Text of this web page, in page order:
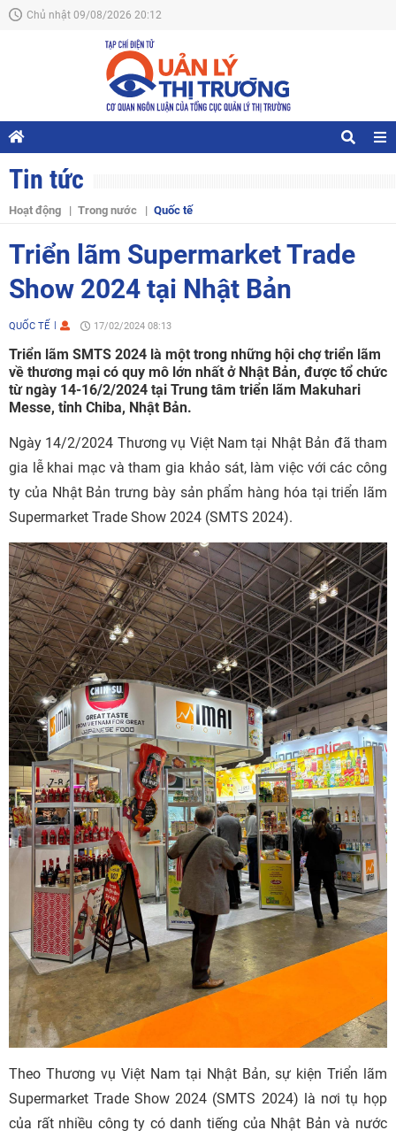
Chủ nhật 09/08/2026 20:12
Tin tức
Hoạt động Trong nước Quốc tế
Triển lãm Supermarket Trade
Show 2024 tại Nhật Bản
QUỐC TẾ 17/02/2024 08:13
Triển lãm SMTS 2024 là một trong những hội chợ triển lãm
về thương mại có quy mô lớn nhất ở Nhật Bản, được tổ chức
từ ngày 14-16/2/2024 tại Trung tâm triển lãm Makuhari
Messe, tỉnh Chiba, Nhật Bản.
Ngày 14/2/2024 Thương vụ Việt Nam tại Nhật Bản đã tham
gia lễ khai mạc và tham gia khảo sát, làm việc với các công
ty của Nhật Bản trưng bày sản phẩm hàng hóa tại triển lãm
Supermarket Trade Show 2024 (SMTS 2024).
Theo Thương vụ Việt Nam tại Nhật Bản, sự kiện Triển lãm
Supermarket Trade Show 2024 (SMTS 2024) là nơi tụ họp
của rất nhiều công ty có danh tiếng của Nhật Bản và nước